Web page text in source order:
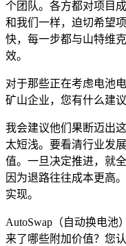
个团队。各方都对项目
和我们一样，迫切希望
快，每一步都与山特维
效。
对于那些正在考虑电池
矿山企业，您有什么建议
我会建议他们果断迈出
太短浅。要看清行业发
值。一旦决定推进，就
因为退路往往成本更高
实现。
AutoSwap（自动换电池
来了哪些附加价值？您